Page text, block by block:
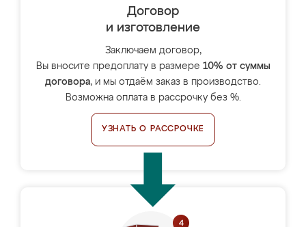
Договор
и изготовление
Заключаем договор,
Вы вносите предоплату в размере 10% от суммы
договора, и мы отдаём заказ в производство.
Возможна оплата в рассрочку без %.
УЗНАТЬ О РАССРОЧКЕ